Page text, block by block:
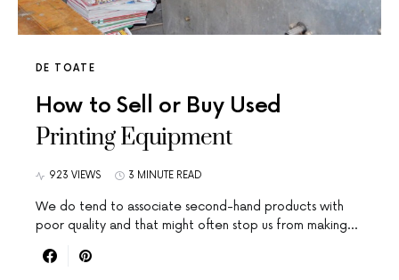
DE TOATE
How to Sell or Buy Used
Printing Equipment
923 VIEWS 3 MINUTE READ
We do tend to associate second-hand products with
poor quality and that might often stop us from making…